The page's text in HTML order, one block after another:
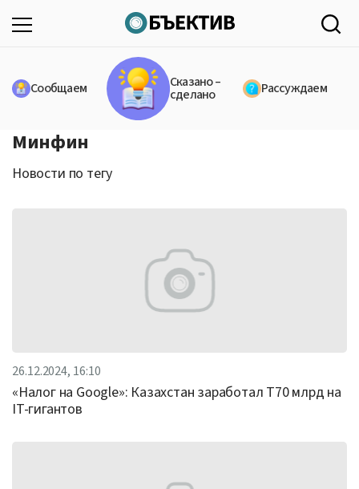
Сообщаем Сказано –
сделано Рассуждаем
Минфин
Новости по тегу
26.12.2024, 16:10
«Налог на Google»: Казахстан заработал Т70 млрд на
IT-гигантов